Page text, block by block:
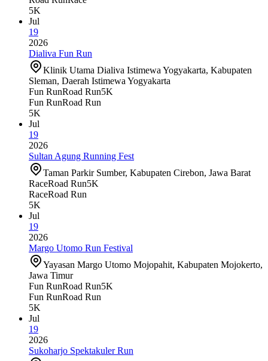
5K
Jul
19
2026
Dialiva Fun Run
Klinik Utama Dialiva Istimewa Yogyakarta, Kabupaten
Sleman, Daerah Istimewa Yogyakarta
Fun RunRoad Run5K
Fun RunRoad Run
5K
Jul
19
2026
Sultan Agung Running Fest
Taman Parkir Sumber, Kabupaten Cirebon, Jawa Barat
RaceRoad Run5K
RaceRoad Run
5K
Jul
19
2026
Margo Utomo Run Festival
Yayasan Margo Utomo Mojopahit, Kabupaten Mojokerto,
Jawa Timur
Fun RunRoad Run5K
Fun RunRoad Run
5K
Jul
19
2026
Sukoharjo Spektakuler Run